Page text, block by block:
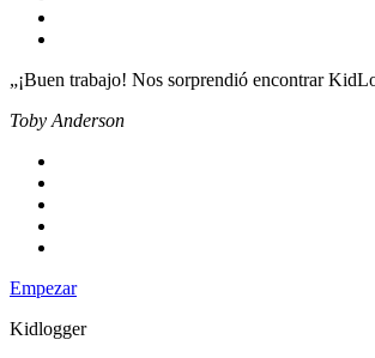
„¡Buen trabajo! Nos sorprendió encontrar
Toby Anderson
Empezar
Kidlogger